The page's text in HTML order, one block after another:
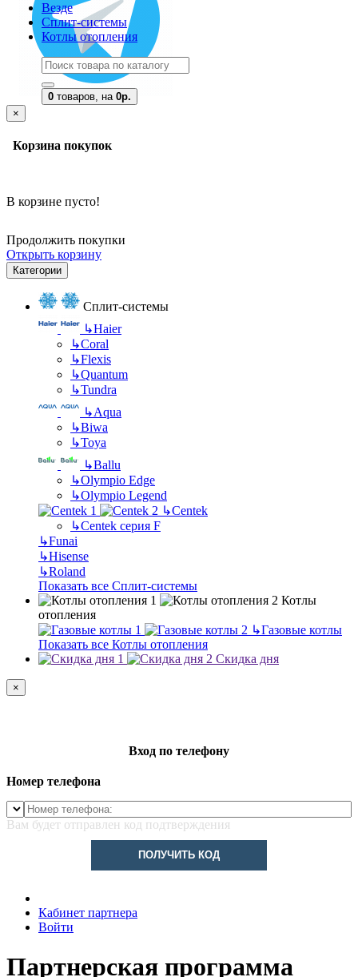
Везде
Сплит-системы
Котлы отопления
0 товаров, на 0р.
×
Корзина покупок
В корзине пусто!
Продолжить покупки
Открыть корзину
Категории
Сплит-системы
↳Haier
↳Coral
↳Flexis
↳Quantum
↳Tundra
↳Aqua
↳Biwa
↳Toya
↳Ballu
↳Olympio Edge
↳Olympio Legend
↳Centek
↳Centek серия F
↳Funai
↳Hisense
↳Roland
Показать все Сплит-системы
Котлы
отопления
↳Газовые котлы
Показать все Котлы отопления
Скидка дня
×
Вход по телефону
Номер телефона
Вам будет отправлен код подтверждения
ПОЛУЧИТЬ КОД
Кабинет партнера
Войти
Партнерская программа